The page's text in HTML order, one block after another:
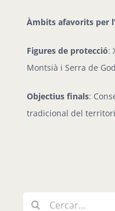
Àmbits afavorits per
Figures de protecció:
Montsià i Serra de
Objectius finals:
tradicional del
Cerca